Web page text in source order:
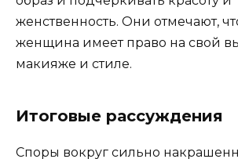
женственность. Они отмечают,
женщина имеет право на свой
макияже и стиле.
Итоговые рассуждения
Споры вокруг сильно